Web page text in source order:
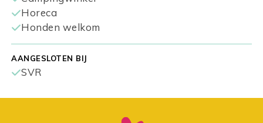
Horeca
Honden welkom
AANGESLOTEN BIJ
SVR